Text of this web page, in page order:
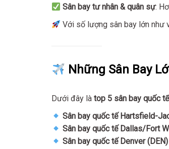
Sân bay tư nhân & quân sự:
Với số lượng sân bay lớn như
Những Sân Bay
Dưới đây là top 5 sân bay quốc
Sân bay quốc tế Hartsfield-
Sân bay quốc tế Dallas/Fort
Sân bay quốc tế Denver (DEN)